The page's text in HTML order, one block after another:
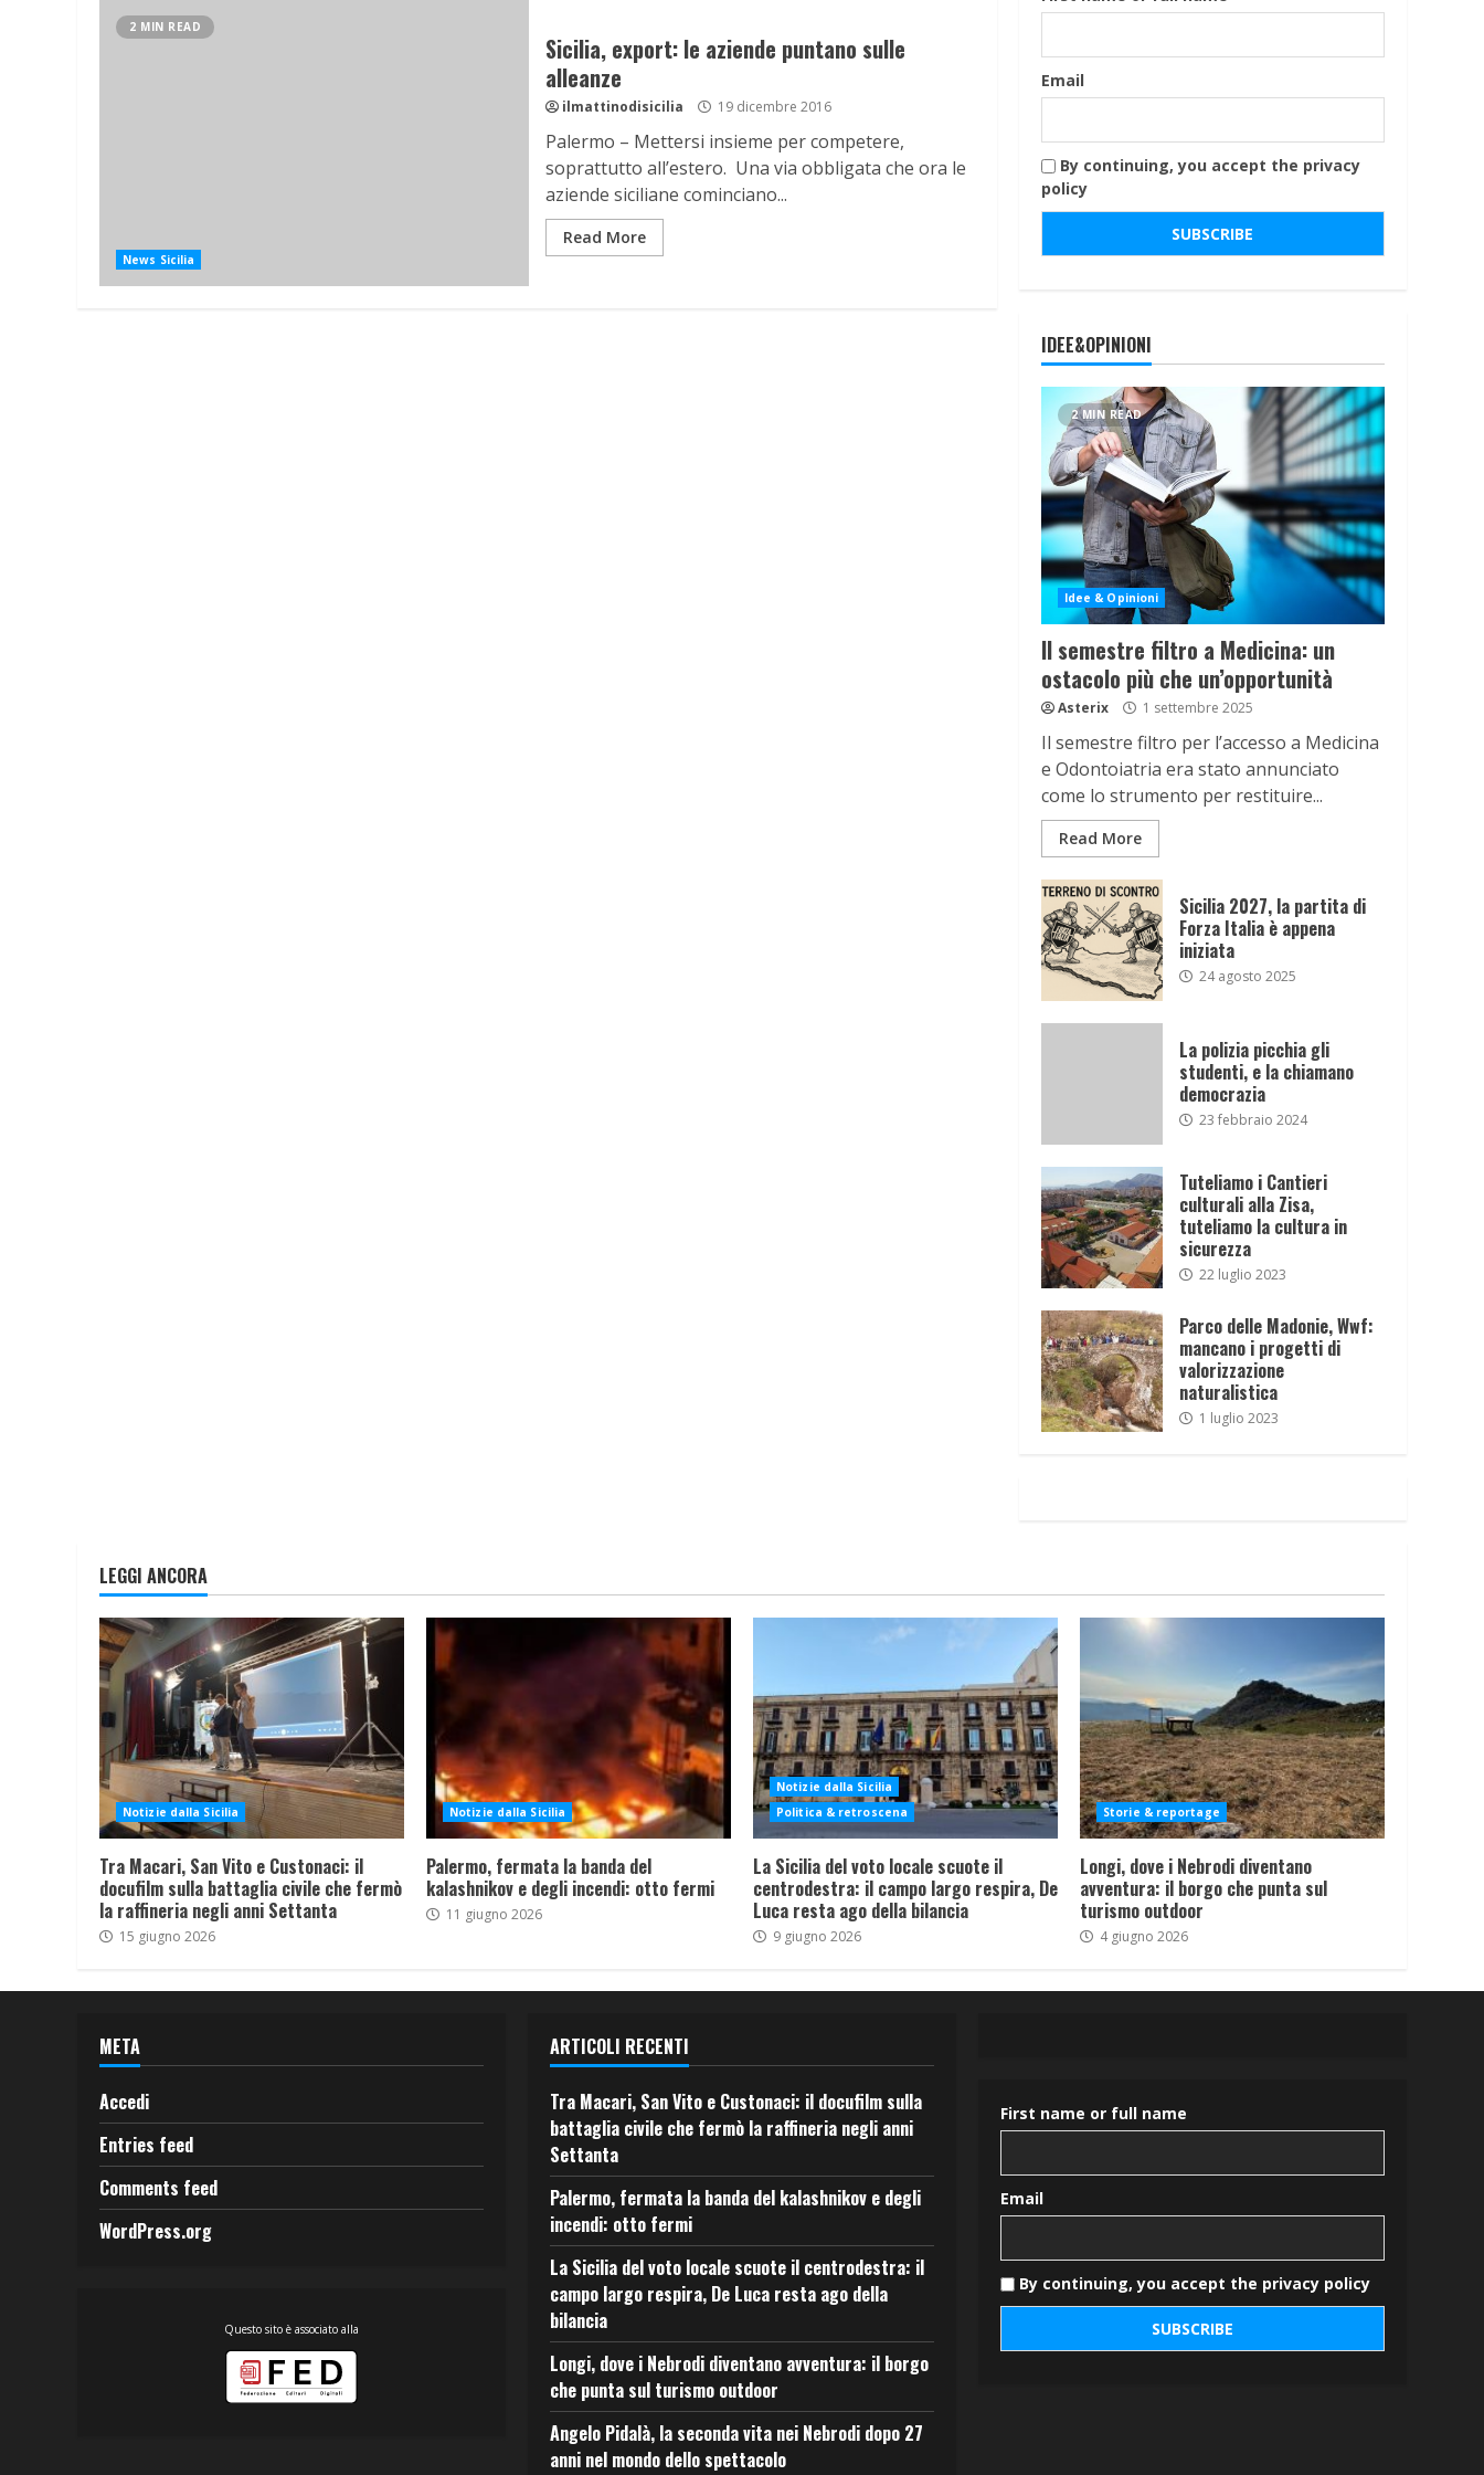
2 MIN READ
News Sicilia
Sicilia, export: le aziende puntano sulle
alleanze
ilmattinodisicilia 19 dicembre 2016
Palermo – Mettersi insieme per competere,
soprattutto all’estero. Una via obbligata che ora le
aziende siciliane cominciano...
Read More
Email
By continuing, you accept the privacy
policy
IDEE&OPINIONI
2 MIN READ
Idee & Opinioni
Il semestre filtro a Medicina: un
ostacolo più che un’opportunità
Asterix 1 settembre 2025
Il semestre filtro per l’accesso a Medicina
e Odontoiatria era stato annunciato
come lo strumento per restituire...
Read More
Sicilia 2027, la partita di
Forza Italia è appena
iniziata
24 agosto 2025
La polizia picchia gli
studenti, e la chiamano
democrazia
23 febbraio 2024
Tuteliamo i Cantieri
culturali alla Zisa,
tuteliamo la cultura in
sicurezza
22 luglio 2023
Parco delle Madonie, Wwf:
mancano i progetti di
valorizzazione
naturalistica
1 luglio 2023
LEGGI ANCORA
Notizie dalla Sicilia
Tra Macari, San Vito e Custonaci: il
docufilm sulla battaglia civile che fermò
la raffineria negli anni Settanta
15 giugno 2026
Notizie dalla Sicilia
Palermo, fermata la banda del
kalashnikov e degli incendi: otto fermi
11 giugno 2026
Notizie dalla Sicilia
Politica & retroscena
La Sicilia del voto locale scuote il
centrodestra: il campo largo respira, De
Luca resta ago della bilancia
9 giugno 2026
Storie & reportage
Longi, dove i Nebrodi diventano
avventura: il borgo che punta sul
turismo outdoor
4 giugno 2026
META
Accedi
Entries feed
Comments feed
WordPress.org
Questo sito è associato alla
ARTICOLI RECENTI
Tra Macari, San Vito e Custonaci: il docufilm sulla
battaglia civile che fermò la raffineria negli anni
Settanta
Palermo, fermata la banda del kalashnikov e degli
incendi: otto fermi
La Sicilia del voto locale scuote il centrodestra: il
campo largo respira, De Luca resta ago della
bilancia
Longi, dove i Nebrodi diventano avventura: il borgo
che punta sul turismo outdoor
Angelo Pidalà, la seconda vita nei Nebrodi dopo 27
anni nel mondo dello spettacolo
First name or full name
Email
By continuing, you accept the privacy policy